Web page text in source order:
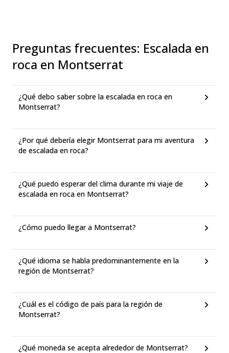
Preguntas frecuentes: Escalada en
roca en Montserrat
¿Qué debo saber sobre la escalada en roca en
Montserrat?
¿Por qué debería elegir Montserrat para mi aventura
de escalada en roca?
¿Qué puedo esperar del clima durante mi viaje de
escalada en roca en Montserrat?
¿Cómo puedo llegar a Montserrat?
¿Qué idioma se habla predominantemente en la
región de Montserrat?
¿Cuál es el código de país para la región de
Montserrat?
¿Qué moneda se acepta alrededor de Montserrat?